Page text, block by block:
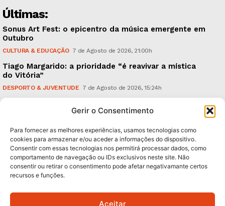
Gerir o Consentimento
Para fornecer as melhores experiências, usamos tecnologias como
cookies para armazenar e/ou aceder a informações do dispositivo.
Consentir com essas tecnologias nos permitirá processar dados, como
comportamento de navegação ou IDs exclusivos neste site. Não
consentir ou retirar o consentimento pode afetar negativamante certos
recursos e funções.
Aceitar
Últimas:
Sonus Art Fest: o epicentro da música emergente em
Outubro
CULTURA & EDUCAÇÃO 7 de Agosto de 2026, 21:00h
Tiago Margarido: a prioridade “é reavivar a mística
do Vitória”
DESPORTO & JUVENTUDE 7 de Agosto de 2026, 15:24h
caudais e antecipa situações de risco
Subscreva Newsletter: